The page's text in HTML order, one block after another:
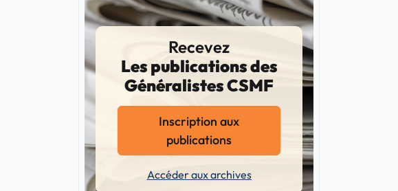
Recevez
Les publications des
Généralistes CSMF
Inscription aux
publications
Accéder aux archives